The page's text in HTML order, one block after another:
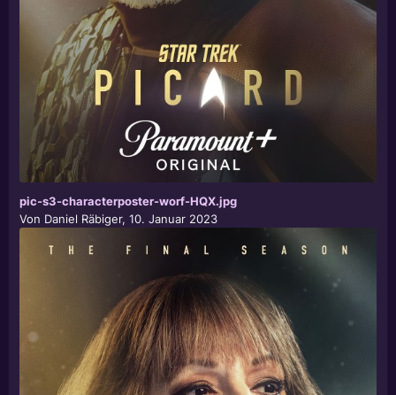
pic-s3-characterposter-worf-HQX.jpg
Von Daniel Räbiger, 10. Januar 2023